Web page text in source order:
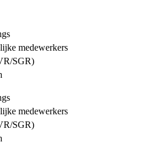
medewerkers
SGR)
medewerkers
SGR)